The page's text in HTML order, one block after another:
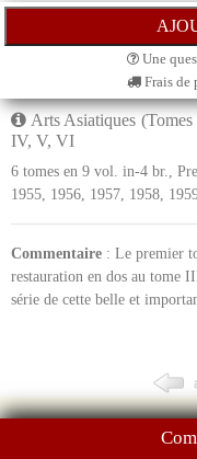
Une
Frais de
Arts Asiatiques
IV, V, VI
6 tomes en 9 vol. in-4 br.,
1955, 1956, 1957, 1958,
Commentaire : Le premier
restauration en dos au tome
série de cette belle et